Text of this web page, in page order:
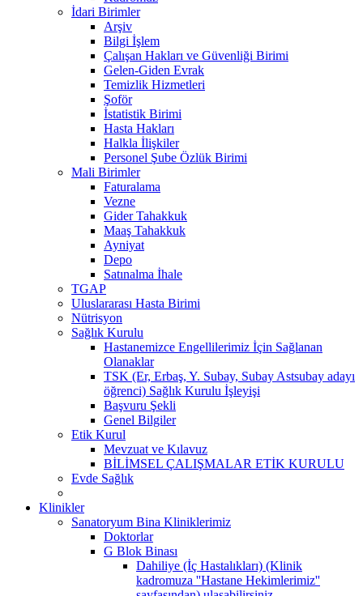
İdari Birimler
Arşiv
Bilgi İşlem
Çalışan Hakları ve Güvenliği Birimi
Gelen-Giden Evrak
Temizlik Hizmetleri
Şoför
İstatistik Birimi
Hasta Hakları
Halkla İlişkiler
Personel Şube Özlük Birimi
Mali Birimler
Faturalama
Vezne
Gider Tahakkuk
Maaş Tahakkuk
Ayniyat
Depo
Satınalma İhale
TGAP
Uluslararası Hasta Birimi
Nütrisyon
Sağlık Kurulu
Hastanemizce Engellilerimiz İçin Sağlanan
Olanaklar
TSK (Er, Erbaş, Y. Subay, Subay Astsubay adayı
öğrenci) Sağlık Kurulu İşleyişi
Başvuru Şekli
Genel Bilgiler
Etik Kurul
Mevzuat ve Kılavuz
BİLİMSEL ÇALIŞMALAR ETİK KURULU
Evde Sağlık
Klinikler
Sanatoryum Bina Kliniklerimiz
Doktorlar
G Blok Binası
Dahiliye (İç Hastalıkları) (Klinik
kadromuza ''Hastane Hekimlerimiz''